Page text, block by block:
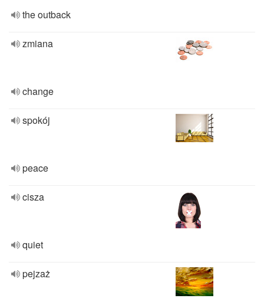
the outback
zmiana
change
spokój
peace
cisza
quiet
pejzaż